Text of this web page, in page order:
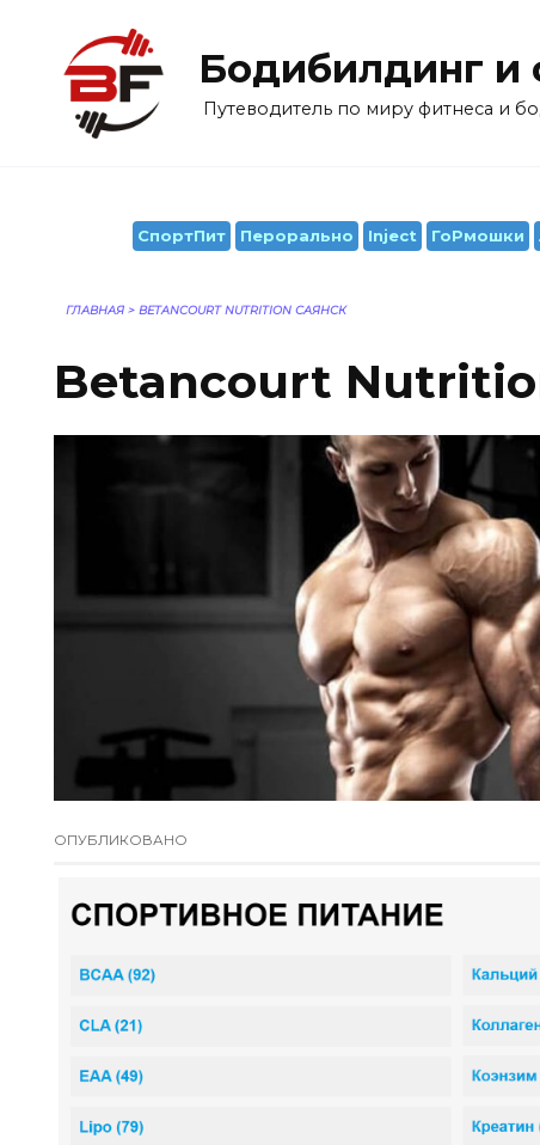
содержанию
Бодибилдинг и
Путеводитель по миру фитнеса и
СпортПит Перорально Inject ГоРмошки
ГЛАВНАЯ > BETANCOURT NUTRITION САЯНСК
Betancourt
ОПУБЛИКОВАНО